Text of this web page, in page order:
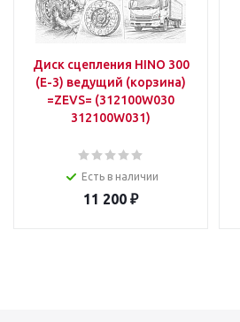
Диск сцепления HINO 300
(E-3) ведущий (корзина)
=ZEVS= (312100W030
312100W031)
Есть в наличии
11 200 ₽